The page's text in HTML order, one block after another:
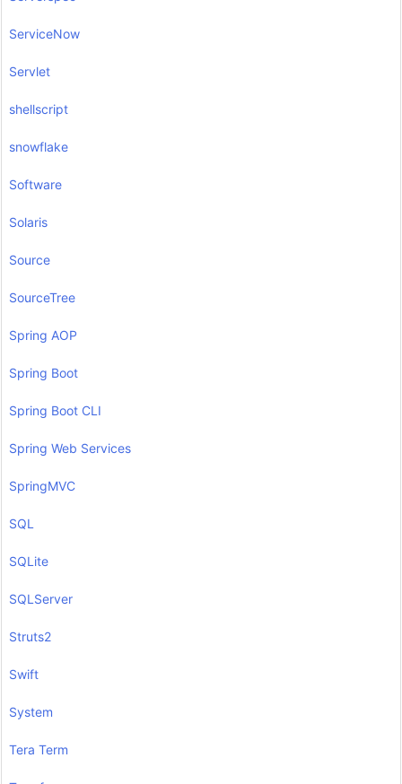
ServiceNow
Servlet
shellscript
snowflake
Software
Solaris
Source
SourceTree
Spring AOP
Spring Boot
Spring Boot CLI
Spring Web Services
SpringMVC
SQL
SQLite
SQLServer
Struts2
Swift
System
Tera Term